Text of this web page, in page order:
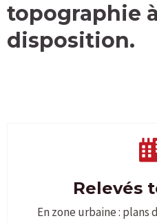
topographie
disposition.
Relevés
En zone urbaine : plans